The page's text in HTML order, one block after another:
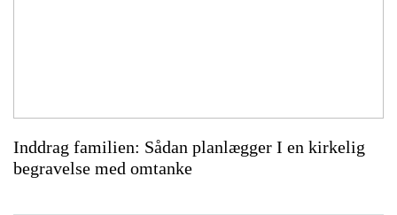
Inddrag familien: Sådan planlægger I en kirkelig
begravelse med omtanke